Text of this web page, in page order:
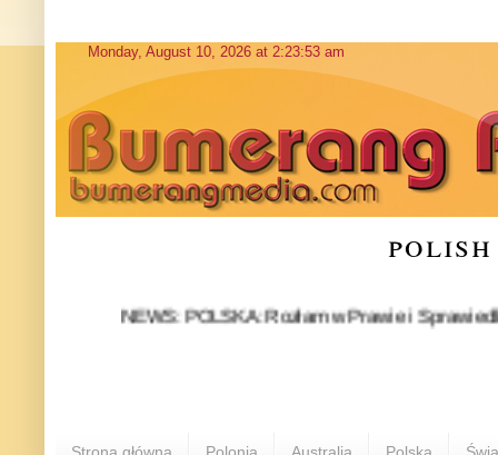
NEWS: POLSKA: Rozłam w Prawie i
Strona główna Polonia Australia Polska